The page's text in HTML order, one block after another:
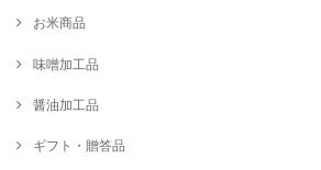
お米商品
味噌加工品
醤油加工品
ギフト・贈答品